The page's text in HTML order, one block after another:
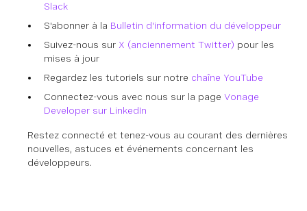
Slack
S'abonner à la Bulletin d'information du développeur
Suivez-nous sur X (anciennement Twitter) pour les
mises à jour
Regardez les tutoriels sur notre chaîne YouTube
Connectez-vous avec nous sur la page Vonage
Developer sur LinkedIn
Restez connecté et tenez-vous au courant des dernières
nouvelles, astuces et événements concernant les
développeurs.